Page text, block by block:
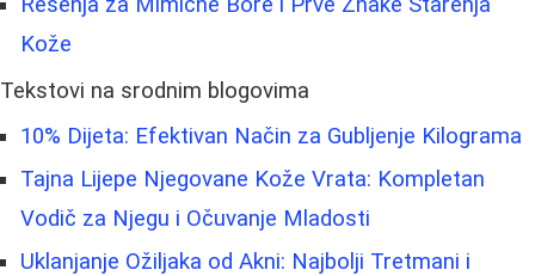
Kože
Tekstovi na srodnim blogovima
10% Dijeta: Efektivan Način za Gubljenje Kilograma
Tajna Lijepe Njegovane Kože Vrata: Kompletan
Vodič za Njegu i Očuvanje Mladosti
Uklanjanje Ožiljaka od Akni: Najbolji Tretmani i